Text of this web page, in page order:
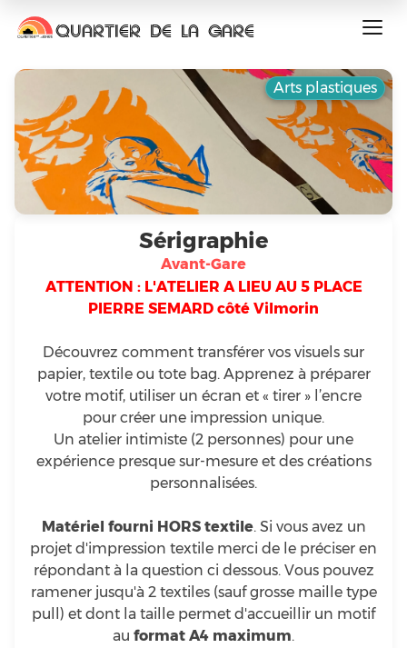
QUARTIER DE LA GARE
Arts plastiques
Sérigraphie
Avant-Gare
ATTENTION : L'ATELIER A LIEU AU 5 PLACE
PIERRE SEMARD côté Vilmorin
Découvrez comment transférer vos visuels sur
papier, textile ou tote bag. Apprenez à préparer
votre motif, utiliser un écran et « tirer » l’encre
pour créer une impression unique.
Un atelier intimiste (2 personnes) pour une
expérience presque sur-mesure et des créations
personnalisées.
Matériel fourni HORS textile. Si vous avez un
projet d'impression textile merci de le préciser en
répondant à la question ci dessous. Vous pouvez
ramener jusqu'à 2 textiles (sauf grosse maille type
pull) et dont la taille permet d'accueillir un motif
au format A4 maximum.